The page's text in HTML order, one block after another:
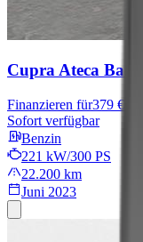
Cupra Ateca Basis
Finanzieren für379 € mtl.
Sofort verfügbar
Benzin
221 kW/300 PS
22.200 km
Juni 2023